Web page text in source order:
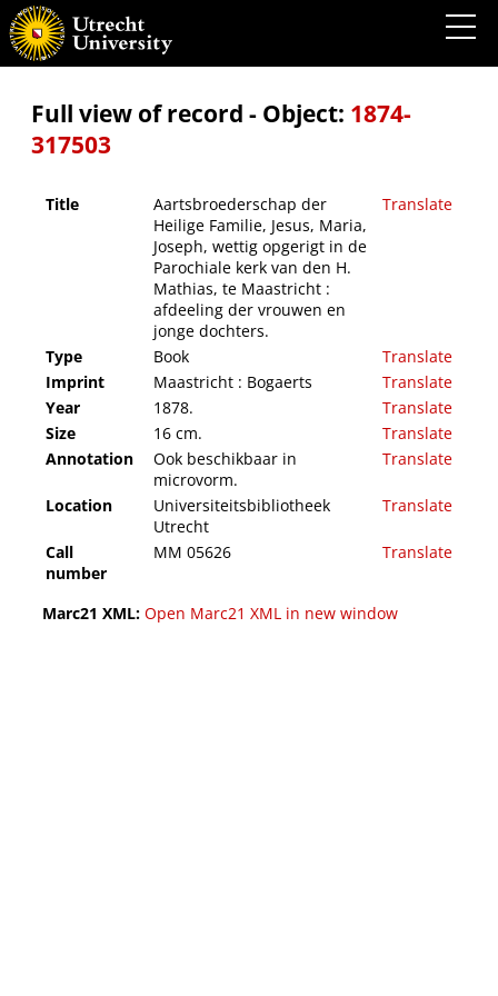
Aartsbroederschap der Heilige Familie, Jesus, Maria, Joseph, wettig opgerigt in de
Parochiale kerk van den H. Mathias, te Maastricht : afdeeling der vrouwen en jonge
dochters.
Full view of record - Object: 1874-
317503
Title
Aartsbroederschap der
Heilige Familie, Jesus, Maria,
Joseph, wettig opgerigt in de
Parochiale kerk van den H.
Mathias, te Maastricht :
afdeeling der vrouwen en
jonge dochters.
Translate
Type Book
Translate
Imprint
Maastricht : Bogaerts
Translate
Year
1878.
Translate
Size
16 cm.
Translate
Annotation
Ook beschikbaar in
microvorm.
Translate
Location
Universiteitsbibliotheek
Utrecht
Translate
Call
number
MM 05626 Translate
Marc21 XML: Open Marc21 XML in new window